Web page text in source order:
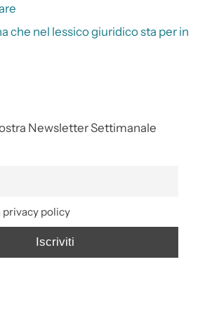
che nel lessico giuridico sta per in
Newsletter Settimanale
policy